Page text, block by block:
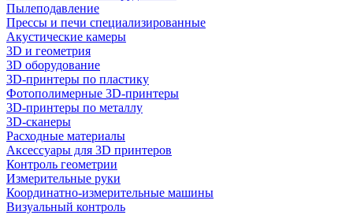
Пылеподавление
Прессы и печи специализированные
Акустические камеры
3D и геометрия
3D оборудование
3D-принтеры по пластику
Фотополимерные 3D-принтеры
3D-принтеры по металлу
3D-сканеры
Расходные материалы
Аксессуары для 3D принтеров
Контроль геометрии
Измерительные руки
Координатно-измерительные машины
Визуальный контроль